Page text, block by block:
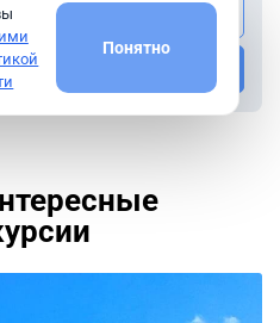
экскурсии гида
мне
Понятно